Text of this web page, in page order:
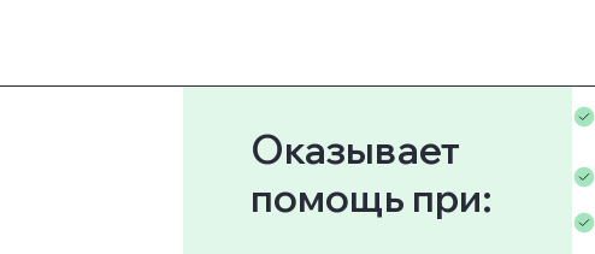
Оказывает
помощь при: